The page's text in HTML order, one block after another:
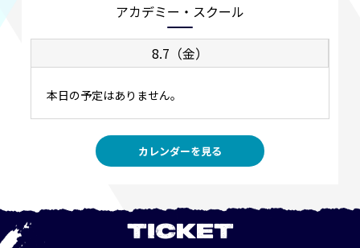
アカデミー・スクール
8.7（金）
本日の予定はありません。
カレンダーを見る
TICKET